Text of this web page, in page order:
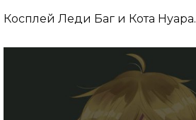
Косплей Леди Баг и Кота Нуара.